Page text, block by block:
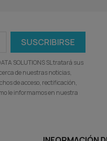
SOLUTIONS SL tratará sus
de nuestras noticias,
de acceso, rectificación,
le informamos en nuestra